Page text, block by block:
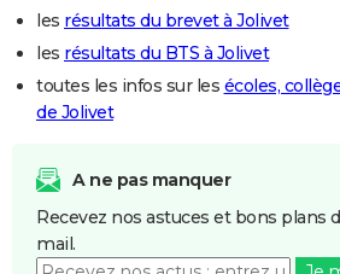
les résultats du brevet à Jolivet
les résultats du BTS à Jolivet
toutes les infos sur les écoles,
de Jolivet
A ne pas manquer
Recevez nos astuces et bons plans
mail.